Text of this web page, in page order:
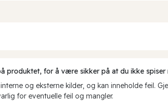
produktet, for å være sikker på at du ikke spiser
og eksterne kilder, og kan inneholde feil.
for eventuelle feil og mangler.